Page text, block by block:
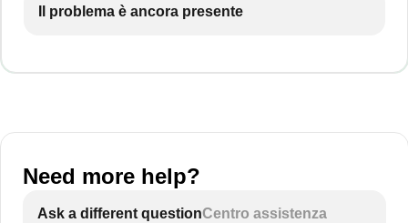
Il problema è ancora presente
Need more help?
Ask a different questionCentro assistenza